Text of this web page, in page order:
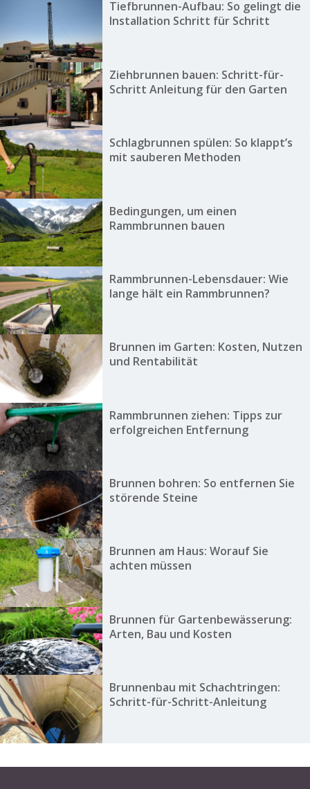
Tiefbrunnen-Aufbau: So gelingt die
Installation Schritt für Schritt
Ziehbrunnen bauen: Schritt-für-
Schritt Anleitung für den Garten
Schlagbrunnen spülen: So klappt’s
mit sauberen Methoden
Bedingungen, um einen
Rammbrunnen bauen
Rammbrunnen-Lebensdauer: Wie
lange hält ein Rammbrunnen?
Brunnen im Garten: Kosten, Nutzen
und Rentabilität
Rammbrunnen ziehen: Tipps zur
erfolgreichen Entfernung
Brunnen bohren: So entfernen Sie
störende Steine
Brunnen am Haus: Worauf Sie
achten müssen
Brunnen für Gartenbewässerung:
Arten, Bau und Kosten
Brunnenbau mit Schachtringen:
Schritt-für-Schritt-Anleitung